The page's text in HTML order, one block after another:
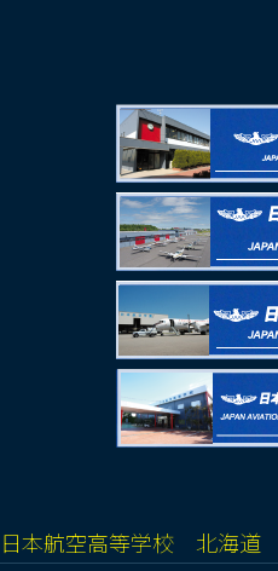
日本航空高等学校 北海道